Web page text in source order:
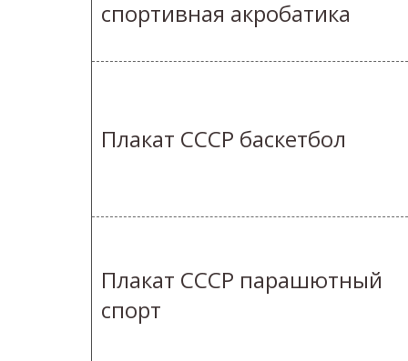
спортивная акробатика
Плакат СССР баскетбол
Плакат СССР парашютный
спорт